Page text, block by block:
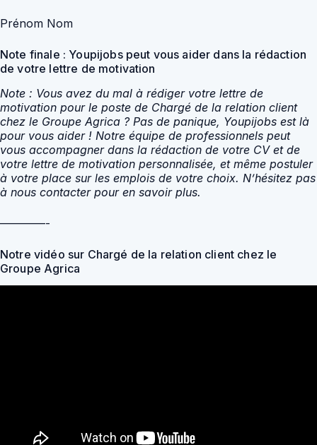
Prénom Nom
Note finale : Youpijobs peut vous aider dans la rédaction
de votre lettre de motivation
Note : Vous avez du mal à rédiger votre lettre de
motivation pour le poste de Chargé de la relation client
chez le Groupe Agrica ? Pas de panique, Youpijobs est là
pour vous aider ! Notre équipe de professionnels peut
vous accompagner dans la rédaction de votre CV et de
votre lettre de motivation personnalisée, et même postuler
à votre place sur les emplois de votre choix. N’hésitez pas
à nous contacter pour en savoir plus.
————-
Notre vidéo sur Chargé de la relation client chez le
Groupe Agrica